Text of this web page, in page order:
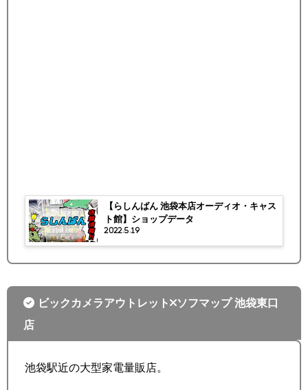
【らしんばん 池袋本店オーディオ・キャス
ト館】ショップデータ
2022.5.19
ビックカメラアウトレット×ソフマップ 池袋東口
店
池袋駅近の大型家電量販店。